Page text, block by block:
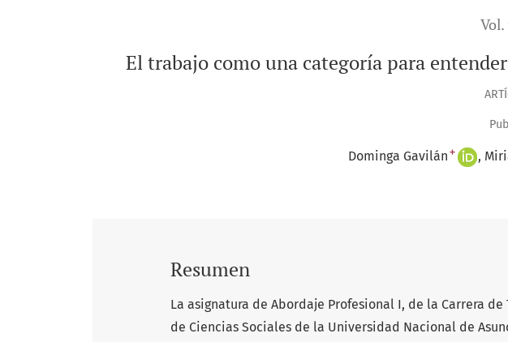
El trabajo como una categoría para
Dominga Gavilán +
Resumen
La asignatura de Abordaje Profesional I, de la Carrera
de Ciencias Sociales de la Universidad Nacional de